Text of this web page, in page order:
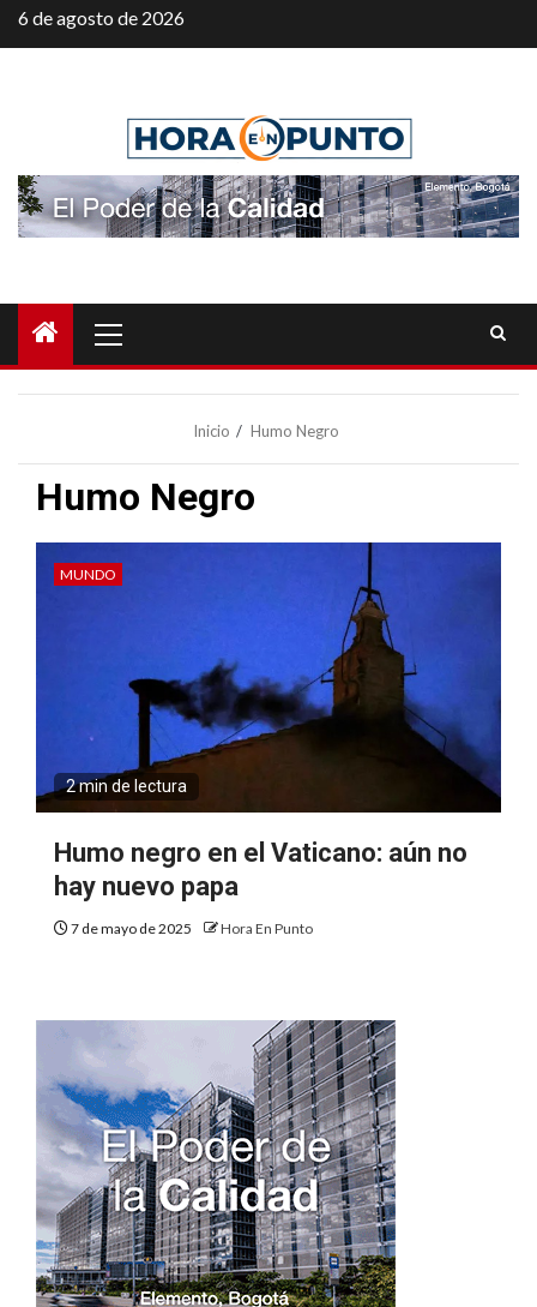
Saltar
al
6 de agosto de 2026
principal
Inicio Humo Negro
Humo Negro
MUNDO
2 min de lectura
Humo negro en el Vaticano: aún no
hay nuevo papa
7 de mayo de 2025 Hora En Punto